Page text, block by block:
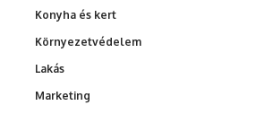
Konyha és kert
Környezetvédelem
Lakás
Marketing